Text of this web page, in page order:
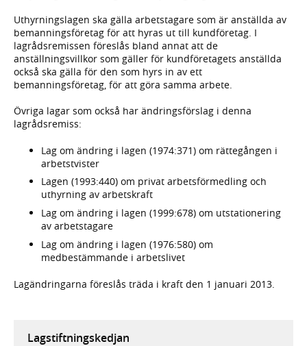
Uthyrningslagen ska gälla arbetstagare som är anställda av
bemanningsföretag för att hyras ut till kundföretag. I
lagrådsremissen föreslås bland annat att de
anställningsvillkor som gäller för kundföretagets anställda
också ska gälla för den som hyrs in av ett
bemanningsföretag, för att göra samma arbete.
Övriga lagar som också har ändringsförslag i denna
lagrådsremiss:
Lag om ändring i lagen (1974:371) om rättegången i
arbetstvister
Lagen (1993:440) om privat arbetsförmedling och
uthyrning av arbetskraft
Lag om ändring i lagen (1999:678) om utstationering
av arbetstagare
Lag om ändring i lagen (1976:580) om
medbestämmande i arbetslivet
Lagändringarna föreslås träda i kraft den 1 januari 2013.
Lagstiftningskedjan